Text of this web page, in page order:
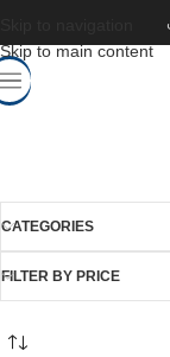
Skip to main content
CATEGORIES
FILTER BY PRICE